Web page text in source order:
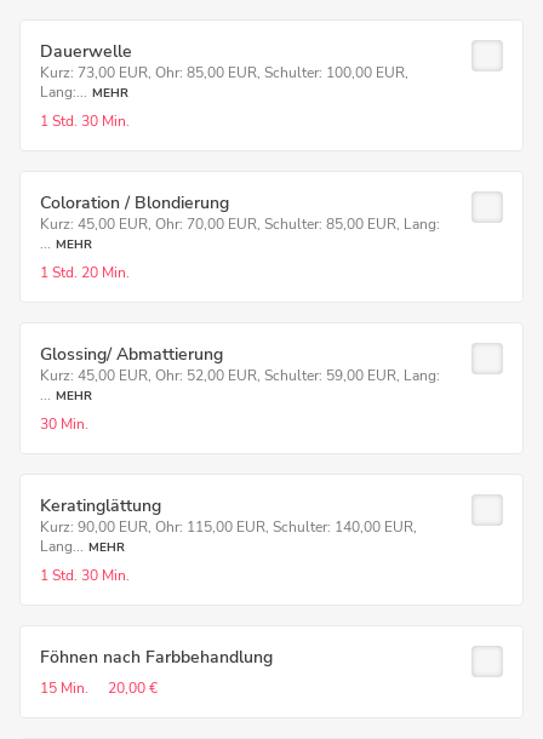
Dauerwelle
Kurz: 73,00 EUR, Ohr: 85,00 EUR, Schulter: 100,00 EUR,
Lang:... MEHR
1 Std. 30 Min.
Coloration / Blondierung
Kurz: 45,00 EUR, Ohr: 70,00 EUR, Schulter: 85,00 EUR, Lang:
... MEHR
1 Std. 20 Min.
Glossing/ Abmattierung
Kurz: 45,00 EUR, Ohr: 52,00 EUR, Schulter: 59,00 EUR, Lang:
... MEHR
30 Min.
Keratinglättung
Kurz: 90,00 EUR, Ohr: 115,00 EUR, Schulter: 140,00 EUR,
Lang... MEHR
1 Std. 30 Min.
Föhnen nach Farbbehandlung
15 Min. 20,00 €